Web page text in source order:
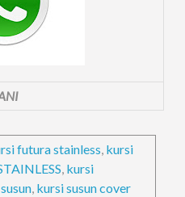
futura stainless, kursi
, kursi
, kursi susun cover